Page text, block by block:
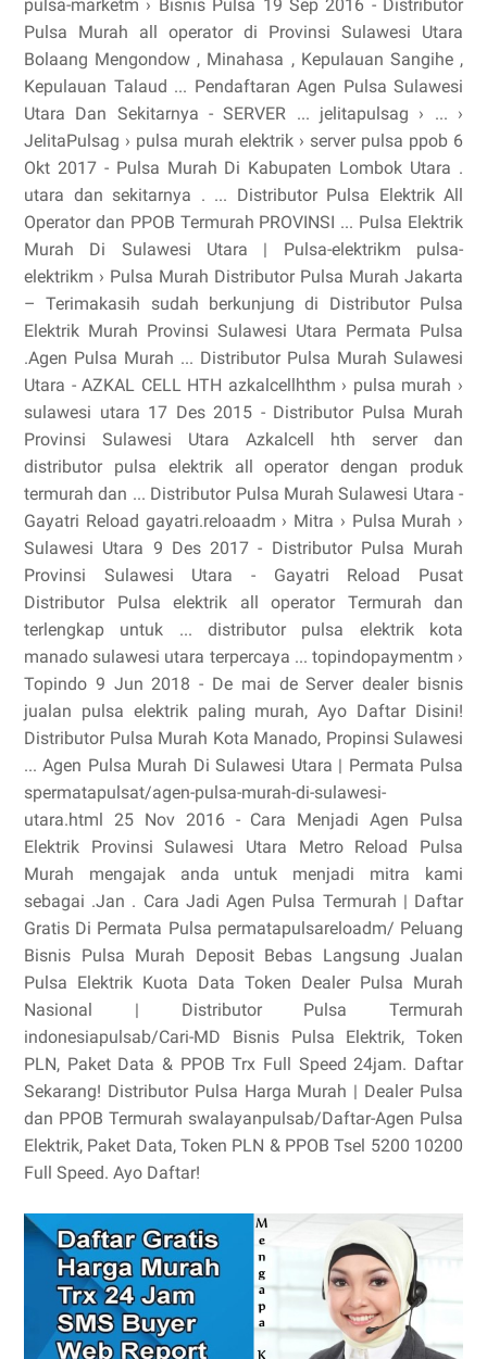
pulsa-marketm › Bisnis Pulsa 19 Sep 2016 - Distributor
Pulsa Murah all operator di Provinsi Sulawesi Utara
Bolaang Mengondow , Minahasa , Kepulauan Sangihe ,
Kepulauan Talaud ... Pendaftaran Agen Pulsa Sulawesi
Utara Dan Sekitarnya - SERVER ... jelitapulsag › ... ›
JelitaPulsag › pulsa murah elektrik › server pulsa ppob 6
Okt 2017 - Pulsa Murah Di Kabupaten Lombok Utara .
utara dan sekitarnya . ... Distributor Pulsa Elektrik All
Operator dan PPOB Termurah PROVINSI ... Pulsa Elektrik
Murah Di Sulawesi Utara | Pulsa-elektrikm pulsa-
elektrikm › Pulsa Murah Distributor Pulsa Murah Jakarta
– Terimakasih sudah berkunjung di Distributor Pulsa
Elektrik Murah Provinsi Sulawesi Utara Permata Pulsa
.Agen Pulsa Murah ... Distributor Pulsa Murah Sulawesi
Utara - AZKAL CELL HTH azkalcellhthm › pulsa murah ›
sulawesi utara 17 Des 2015 - Distributor Pulsa Murah
Provinsi Sulawesi Utara Azkalcell hth server dan
distributor pulsa elektrik all operator dengan produk
termurah dan ... Distributor Pulsa Murah Sulawesi Utara -
Gayatri Reload gayatri.reloaadm › Mitra › Pulsa Murah ›
Sulawesi Utara 9 Des 2017 - Distributor Pulsa Murah
Provinsi Sulawesi Utara - Gayatri Reload Pusat
Distributor Pulsa elektrik all operator Termurah dan
terlengkap untuk ... distributor pulsa elektrik kota
manado sulawesi utara terpercaya ... topindopaymentm ›
Topindo 9 Jun 2018 - De mai de Server dealer bisnis
jualan pulsa elektrik paling murah, Ayo Daftar Disini!
Distributor Pulsa Murah Kota Manado, Propinsi Sulawesi
... Agen Pulsa Murah Di Sulawesi Utara | Permata Pulsa
spermatapulsat/agen-pulsa-murah-di-sulawesi-
utara.html 25 Nov 2016 - Cara Menjadi Agen Pulsa
Elektrik Provinsi Sulawesi Utara Metro Reload Pulsa
Murah mengajak anda untuk menjadi mitra kami
sebagai .Jan . Cara Jadi Agen Pulsa Termurah | Daftar
Gratis Di Permata Pulsa‎ permatapulsareloadm/‎ Peluang
Bisnis Pulsa Murah Deposit Bebas Langsung Jualan
Pulsa Elektrik Kuota Data Token Dealer Pulsa Murah
Nasional | Distributor Pulsa Termurah‎
indonesiapulsab/Cari-MD‎ Bisnis Pulsa Elektrik, Token
PLN, Paket Data & PPOB Trx Full Speed 24jam. Daftar
Sekarang! Distributor Pulsa Harga Murah | Dealer Pulsa
dan PPOB Termurah‎ swalayanpulsab/Daftar-Agen‎ Pulsa
Elektrik, Paket Data, Token PLN & PPOB Tsel 5200 10200
Full Speed. Ayo Daftar!